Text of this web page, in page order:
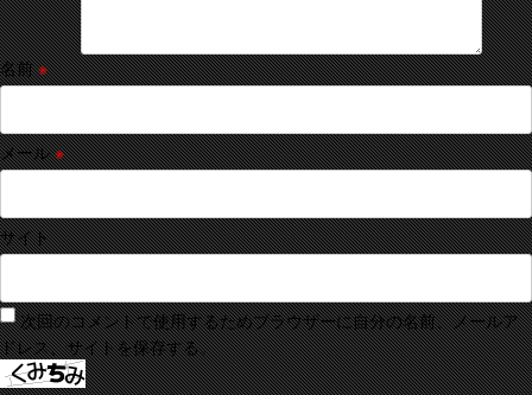
名前※
メール※
サイト
次回のコメントで使用するためブラウザーに自分の名前、メールア
ドレス、サイトを保存する。